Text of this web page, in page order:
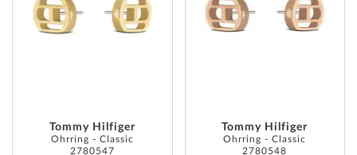
Tommy Hilfiger
Ohrring - Classic
2780547
LIST
Tommy Hilfiger
Ohrring - Classic
2780548
LIST